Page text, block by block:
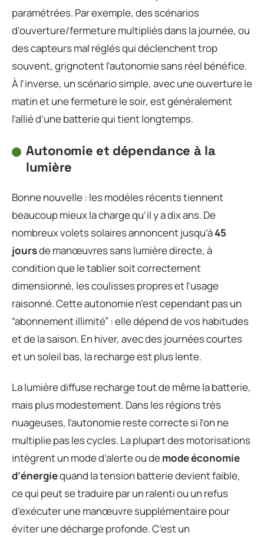
paramétrées. Par exemple, des scénarios
d’ouverture/fermeture multipliés dans la journée, ou
des capteurs mal réglés qui déclenchent trop
souvent, grignotent l’autonomie sans réel bénéfice.
À l’inverse, un scénario simple, avec une ouverture le
matin et une fermeture le soir, est généralement
l’allié d’une batterie qui tient longtemps.
Autonomie et dépendance à la
lumière
Bonne nouvelle : les modèles récents tiennent
beaucoup mieux la charge qu’il y a dix ans. De
nombreux volets solaires annoncent jusqu’à45
joursde manœuvres sans lumière directe, à
condition que le tablier soit correctement
dimensionné, les coulisses propres et l’usage
raisonné. Cette autonomie n’est cependant pas un
“abonnement illimité” : elle dépend de vos habitudes
et de la saison. En hiver, avec des journées courtes
et un soleil bas, la recharge est plus lente.
La lumière diffuse recharge tout de même la batterie,
mais plus modestement. Dans les régions très
nuageuses, l’autonomie reste correcte si l’on ne
multiplie pas les cycles. La plupart des motorisations
intègrent un mode d’alerte ou demode économie
d’énergiequand la tension batterie devient faible,
ce qui peut se traduire par un ralenti ou un refus
d’exécuter une manœuvre supplémentaire pour
éviter une décharge profonde. C’est un